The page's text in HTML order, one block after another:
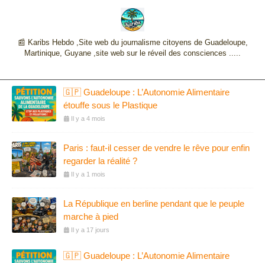
📰 Karibs Hebdo ,Site web du journalisme citoyens de Guadeloupe,
Martinique, Guyane ,site web sur le réveil des consciences .....
🇬🇵 Guadeloupe : L’Autonomie Alimentaire
étouffe sous le Plastique
Il y a 4 mois
Paris : faut-il cesser de vendre le rêve pour enfin
regarder la réalité ?
Il y a 1 mois
La République en berline pendant que le peuple
marche à pied
Il y a 17 jours
🇬🇵 Guadeloupe : L’Autonomie Alimentaire